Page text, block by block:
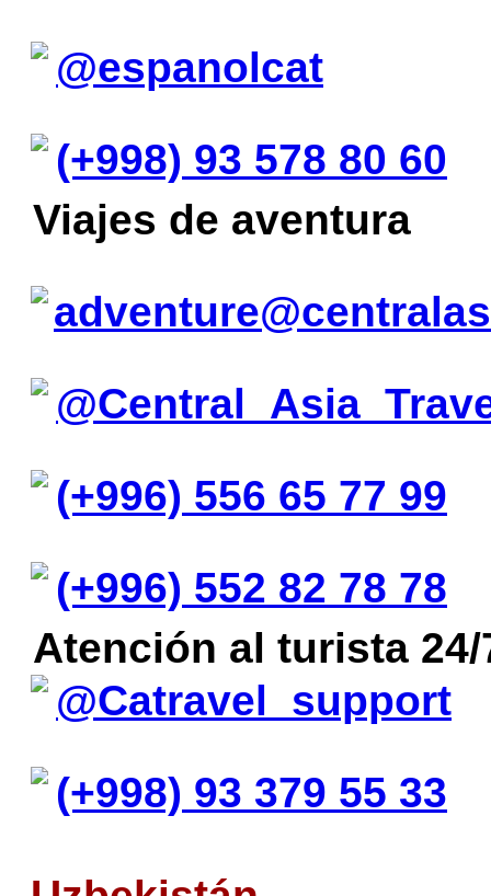
@espanolcat
(+998) 93 578 80 60
Viajes de aventura
(+996) 556 65 77 99
(+996) 552 82 78 78
Atención al turista 24/
@Catravel_support
(+998) 93 379 55 33